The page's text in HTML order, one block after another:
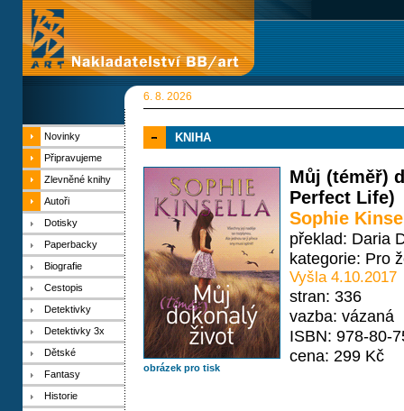
6. 8. 2026
Novinky
Připravujeme
Zlevněné knihy
Autoři
Dotisky
Paperbacky
Biografie
Cestopis
Detektivky
Detektivky 3x
Dětské
Fantasy
Historie
KNIHA
obrázek pro tisk
Můj (téměř)
Perfect Life)
Sophie
překlad: Daria
kategorie: Pro
Vyšla 4.10.2017
stran: 336
vazba: vázaná
ISBN: 978-80-
cena: 299 Kč